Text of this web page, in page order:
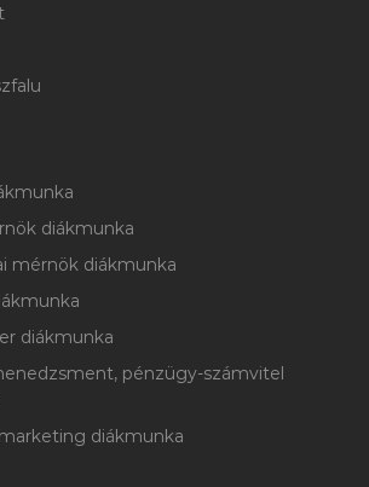
diákmunka
mérnök diákmunka
diákmunka
pénzügy-számvitel
diákmunka